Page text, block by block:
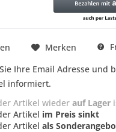
Merken
Ihre Email Adresse und
informiert.
Artikel wieder auf Lager
Artikel im Preis sinkt
Artikel als